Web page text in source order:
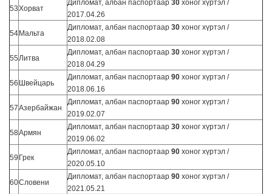
53Хорват
Дипломат, албан паспортаар 30 хоног хүртэл /
2017.04.26
54 Мальта
Дипломат, албан паспортаар 30 хоног хүртэл /
2018.02.08
55Литва
Дипломат, албан паспортаар 30 хоног хүртэл /
2018.04.29
56 Швейцарь
Дипломат, албан паспортаар 90 хоног хүртэл /
2018.06.16
57Азербайжан
Дипломат, албан паспортаар 90 хоног хүртэл /
2019.02.07
58Армян
Дипломат, албан паспортаар 30 хоног хүртэл /
2019.06.02
59 Грек
Дипломат, албан паспортаар 90 хоног хүртэл /
2020.05.10
60Словени
Дипломат, албан паспортаар 90 хоног хүртэл /
2021.05.21